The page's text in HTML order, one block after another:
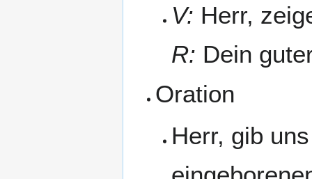
V: Herr,
R: Dein
Oration
Herr, gib